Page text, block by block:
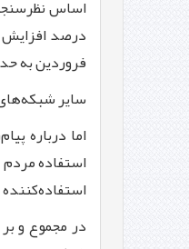
اساس
درصد
فروردین به حدود 25 درصد در خردادماه افزایش یافته است. به عبارت دیگر، تعداد کاربران اینستاگرام و واتس‌آپ در این بازه زمانی
سایر شبکه‌­های
استفاده‌کننده دارد. آی‌گپ 2.5 درصد، بله 1.8 درصد،
در مجموع و بر اساس نتایح